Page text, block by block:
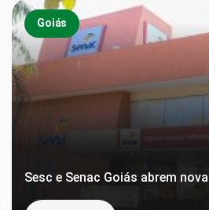
Goiás
Sesc e Senac Goiás abrem